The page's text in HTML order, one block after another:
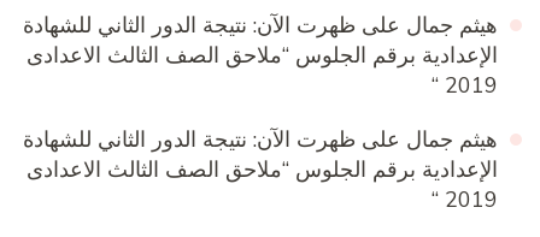
هيثم جمال على ظهرت الآن: نتيجة الدور الثاني للشهادة
الإعدادية برقم الجلوس “ملاحق الصف الثالث الاعدادى
2019 “
هيثم جمال على ظهرت الآن: نتيجة الدور الثاني للشهادة
الإعدادية برقم الجلوس “ملاحق الصف الثالث الاعدادى
2019 “